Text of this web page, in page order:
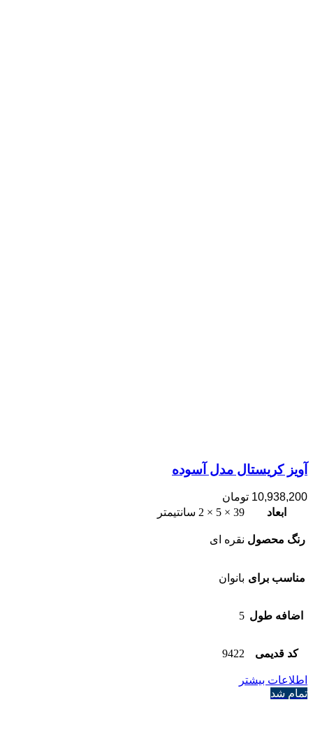
آویز کریستال مدل آسوده
10,938,200 تومان
ابعاد
39 × 5 × 2 سانتیمتر
رنگ محصول نقره ای
مناسب برای بانوان
اضافه طول 5
کد قدیمی 9422
اطلاعات بیشتر
تمام شد